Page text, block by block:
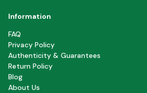
Information
FAQ
Privacy Policy
Authenticity & Guarantees
Return Policy
Blog
About Us